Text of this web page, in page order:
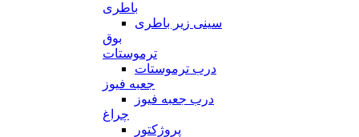
باطری
سینی زیر باطری
بوق
ترموستات
درب ترموستات
جعبه فیوز
درب جعبه فیوز
چراغ
پروژکتور